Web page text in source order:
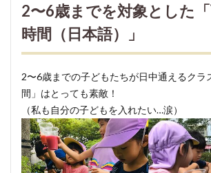
2〜6歳までを対象とした
時間（日本語）」
2〜6歳までの子どもたちが日中通えるクラ
間」はとっても素敵！
（私も自分の子どもを入れたい…涙）